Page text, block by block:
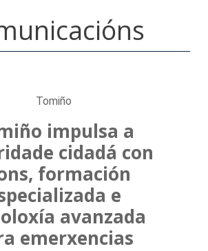
Tomiño
impulsa a
cidadá con
formación
e
avanzada
emerxencias